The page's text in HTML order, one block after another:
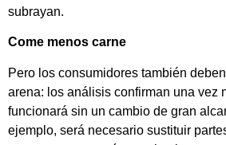
subrayan.
Come menos carne
Pero los consumidores también
arena: los análisis confirman una vez
funcionará sin un cambio de gran
ejemplo, será necesario sustituir